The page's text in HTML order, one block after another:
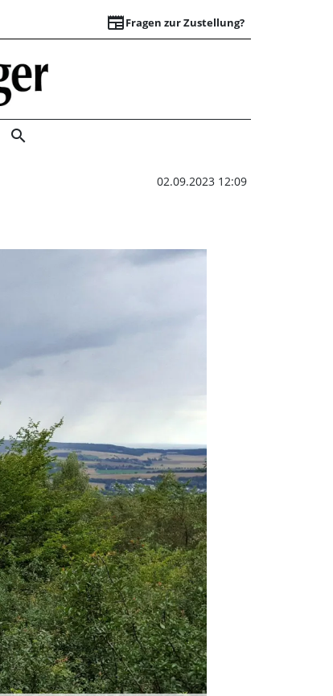
newspaperFragen zur Zustellung?
Deister-
search
02.09.2023 12:09